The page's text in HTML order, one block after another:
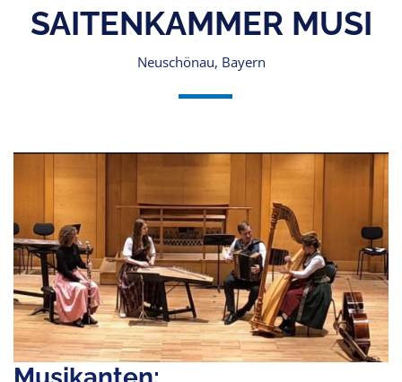
SAITENKAMMER MUSI
Neuschönau, Bayern